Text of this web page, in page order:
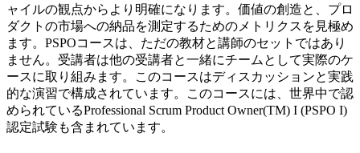
ャイルの観点からより明確になります。価値の創造と、プロ
ダクトの市場への納品を測定するためのメトリクスを見極め
ます。PSPOコースは、ただの教材と講師のセットではあり
ません。受講者は他の受講者と一緒にチームとして実際のケ
ースに取り組みます。このコースはディスカッションと実践
的な演習で構成されています。このコースには、世界中で認
められているProfessional Scrum Product Owner(TM) I (PSPO I)
認定試験も含まれています。